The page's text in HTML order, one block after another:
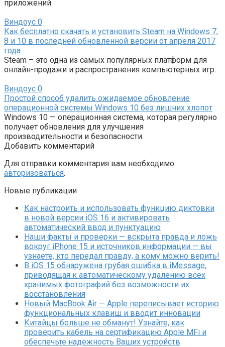
приложений
Виндоус 0
Как бесплатно скачать и установить Steam на Windows 7,
8 и 10 в последней обновленной версии от апреля 2017
года
Steam – это одна из самых популярных платформ для
онлайн-продажи и распространения компьютерных игр.
Виндоус 0
Простой способ удалить ожидаемое обновление
операционной системы Windows 10 без лишних хлопот
Windows 10 — операционная система, которая регулярно
получает обновления для улучшения
производительности и безопасности.
Добавить комментарий
Для отправки комментария вам необходимо
авторизоваться.
Новые публикации
Как настроить и использовать функцию диктовки
в новой версии iOS 16 и активировать
автоматический ввод и пунктуацию
Наши факты и проверки — вскрыта правда и ложь
вокруг iPhone 15 и источников информации — вы
узнаете, кто передал правду, а кому можно верить!
В iOS 15 обнаружена грубая ошибка в iMessage,
приводящая к автоматическому удалению всех
хранимых фотографий без возможности их
восстановления
Новый MacBook Air — Apple переписывает историю
функциональных клавиш и вводит инновации
Китайцы больше не обманут! Узнайте, как
проверить кабель на сертификацию Apple MFi и
обеспечьте надежность Ваших устройств